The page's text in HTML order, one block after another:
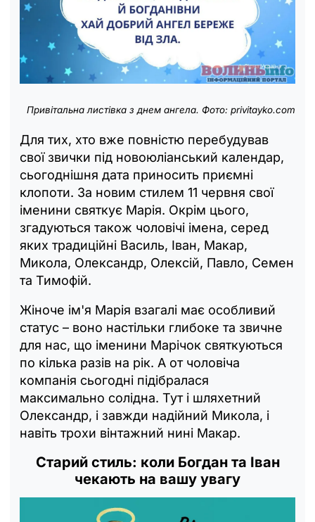
Привітальна листівка з днем ангела. Фото: privitayko.com
Для тих, хто вже повністю перебудував
свої звички під новоюліанський календар,
сьогоднішня дата приносить приємні
клопоти. За новим стилем 11 червня свої
іменини святкує Марія. Окрім цього,
згадуються також чоловічі імена, серед
яких традиційні Василь, Іван, Макар,
Микола, Олександр, Олексій, Павло, Семен
та Тимофій.
Жіноче ім'я Марія взагалі має особливий
статус – воно настільки глибоке та звичне
для нас, що іменини Марічок святкуються
по кілька разів на рік. А от чоловіча
компанія сьогодні підібралася
максимально солідна. Тут і шляхетний
Олександр, і завжди надійний Микола, і
навіть трохи вінтажний нині Макар.
Старий стиль: коли Богдан та Іван
чекають на вашу увагу